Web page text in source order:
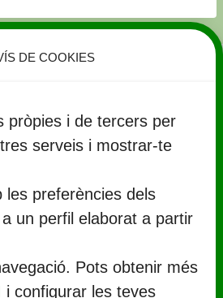
DE COOKIES
pròpies i de tercers per
serveis i mostrar-te
les preferències dels
un perfil elaborat a partir
Pots obtenir més
i configurar les teves
de Llorenç del Penedès